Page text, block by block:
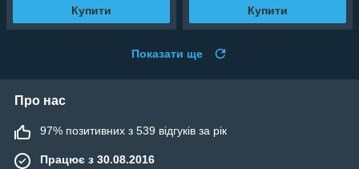
Купити Купити
Показати ще
Про нас
97% позитивних з 539 відгуків за рік
Працює з 30.08.2016